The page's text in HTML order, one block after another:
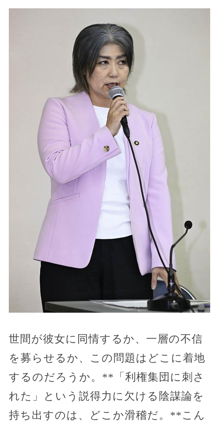
世間が彼女に同情するか、一層の不信
を募らせるか、この問題はどこに着地
するのだろうか。**「利権集団に刺さ
れた」という説得力に欠ける陰謀論を
持ち出すのは、どこか滑稽だ。**こん